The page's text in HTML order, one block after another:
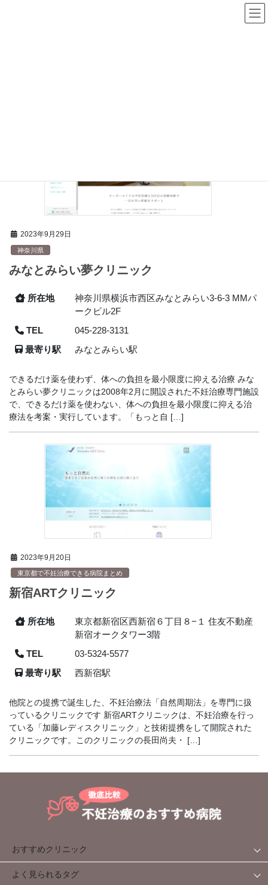
2023年9月29日
神奈川県
みなとみらい夢クリニック
所在地
神奈川県横浜市西区みなとみらい3-6-3 MMパ
ークビル2F
TEL
045-228-3131
最寄り駅
みなとみらい駅
できるだけ薬を使わず、体への負担を最小限度に抑える治療 みな
とみらい夢クリニックは2008年2月に開設された不妊治療専門施設
で、できるだけ薬を使わない、体への負担を最小限度に抑える治
療法を考案・実行しています。「もっと自 […]
2023年9月20日
東京都で不妊治療できる病院まとめ
新宿ARTクリニック
所在地
東京都新宿区西新宿６丁目８−１ 住友不動産
新宿オークタワー3階
TEL
03-5324-5577
最寄り駅
西新宿駅
他院との提携で誕生した、不妊治療法「自然周期法」を専門に扱
っているクリニックです 新宿ARTクリニックは、不妊治療を行っ
ている「加藤レディスクリニック」と技術提携をして開院された
クリニックです。このクリニックの長田尚夫・ […]
おすすめクリニック
よく見られるタグ